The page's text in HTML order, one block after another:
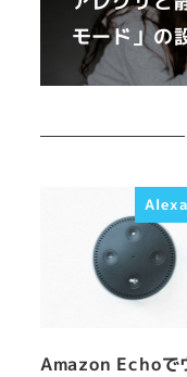
モード」の
Amazon Echoで